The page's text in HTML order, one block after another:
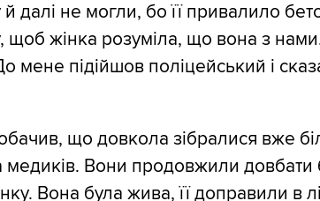
й далі не могли, бо її привалило
щоб жінка розуміла, що вона з
мене підійшов поліцейський і
що довкола зібралися вже
медиків. Вони продовжили довбати
Вона була жива, її доправили в